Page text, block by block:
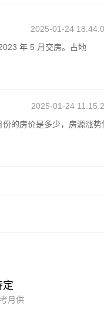
2025-01-24
年 5 月交房。占地
2025-01-24
的房价是多少，房源涨势
定
月供